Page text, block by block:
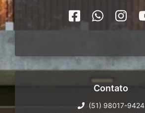
Contato
(51) 98017-9424